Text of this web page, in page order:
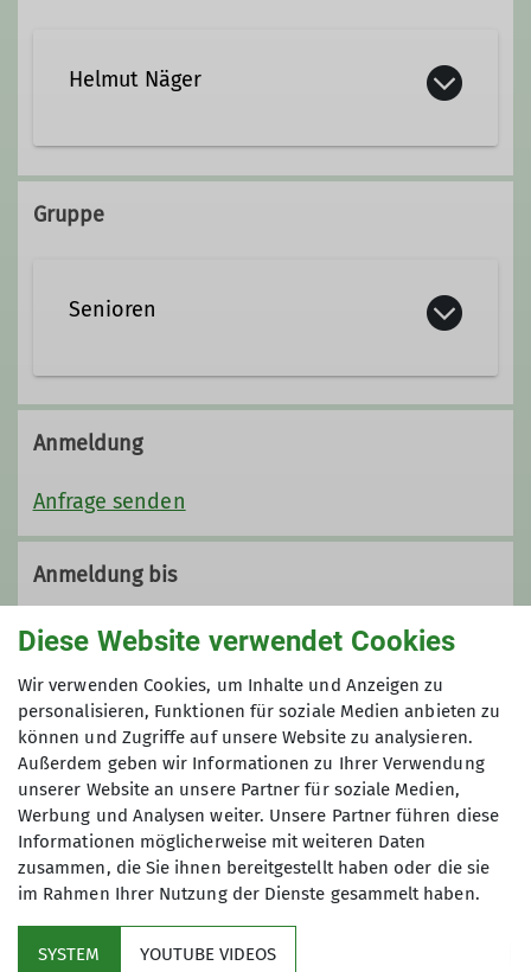
Helmut Näger
helmut.naeger@t-online.de
Gruppe
Senioren
Anmeldung
Anfrage senden
Anmeldung bis
16.04.2026
Maximale Teilnehmeranzahl
15
Diese Website verwendet Cookies
Wir verwenden Cookies, um Inhalte und Anzeigen zu
personalisieren, Funktionen für soziale Medien anbieten zu
können und Zugriffe auf unsere Website zu analysieren.
Außerdem geben wir Informationen zu Ihrer Verwendung
unserer Website an unsere Partner für soziale Medien,
Werbung und Analysen weiter. Unsere Partner führen diese
Informationen möglicherweise mit weiteren Daten
zusammen, die Sie ihnen bereitgestellt haben oder die sie
im Rahmen Ihrer Nutzung der Dienste gesammelt haben.
SYSTEM YOUTUBE VIDEOS